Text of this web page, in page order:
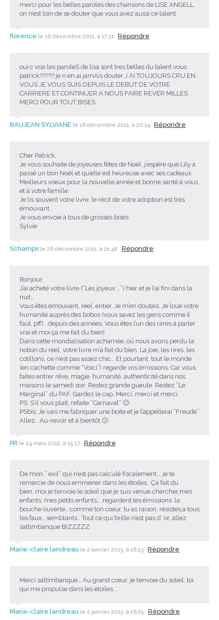
merci pour les belles paroles des chansons de LISE ANGELL.
on n’est loin de se douter que vous avez aussi ce talent
florence le 16 décembre 2011, à 17:31 Répondre
oui c vrai les paroleS de lisa sont tres belles du talent vous
patrick????? je n en ai jamAis douter J AI TOUJOURS CRU EN
VOUS JE VOUS SUIS DEPUIS LE DEBUT DE VOTRE
CARRIERE ET CONTINUER A NOUS FAIRE REVER MILLES
MERCI POUR TOUT BISES
BAUJEAN SYLVIANE le 16 décembre 2011, à 20:14 Répondre
Cher Patrick,
Je vous souhaite de joyeuses fêtes de Noël, j’espère que Lily a
passé un bon Noël et qu’elle est heureuse avec ses cadeaux.
Meilleurs voeux pour la nouvelle année et bonne santé à vous
et à votre famille.
Je lis souvent votre livre, le récit de votre adoption est trés
émouvant.
Je vous envoie à tous de grosses bises
Sylvie
Schamps le 26 décembre 2011, à 21:48 Répondre
Bonjour,
J’ai acheté votre livre (“Les joyeux …”) hier et je l’ai fini dans la
nuit…
Vous êtes émouvant, réel, entier. Je m’en doutais. Je loue votre
humanité auprès des bobos (vous savez les gens comme il
faut, pff) , depuis des années. Vous êtes l’un des rares à parler
vrai et moi ça me fait du bien!
Dans cette mondialisation acharnée, où nous avons perdu la
notion du réel, votre livre m’a fait du bien. La joie, les rires, les
cotillons, ce n’est pas assez chic… Et pourtant, tout le monde
(en cachette comme “Voici”) regarde vos émissions. Car vous
faites entrer rêve, magie, humanité, authenticité dans nos
maisons le samedi soir. Restez grande gueule. Restez “Le
Marginal” du PAF. Gardez le cap. Merci, merci et merci
PS: S’il vous plait, refaite “Carnaval” 🙂
PSbis: Je vais me fabriquer une boite et je l’appellerai “Freude”
Allez… Au-revoir et à bientôt 🙂
PR le 24 mars 2012, à 15:17 Répondre
De mon ” exil” qui n’est pas calculé fiscalement…, je te
remercie de nous emmener dans les étoiles.. Ça fait du
bien..moi je t’envoie le soleil que je suis venue chercher,mes
enfants, mes petits enfants, ..regardent tes émissions: la
bouche ouverte….comme ton cœur, tu as raison, résistes,a tous
les faux,, semblants.. Tout ce qui brille n’est pas d ‘or, allez
saltimbanque BIZZZZZ
Marie-claire landreau le 2 janvier 2013, à 16:23 Répondre
Merci saltimbanque… Au grand cœur, je t’envoie du soleil, toi
qui me propulse dans les étoiles….
Marie-claire landreau le 2 janvier 2013, à 16:25 Répondre